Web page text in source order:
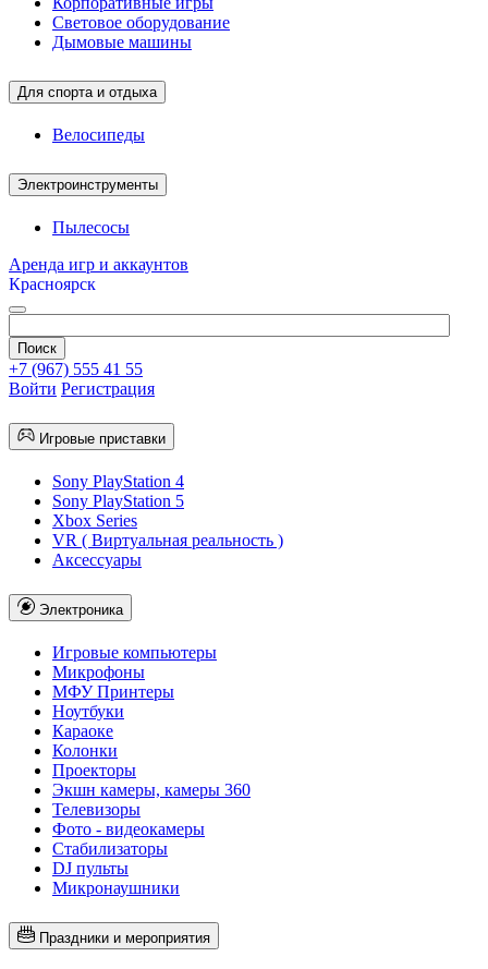
Световое оборудование
Дымовые машины
Для спорта и отдыха
Велосипеды
Электроинструменты
Пылесосы
Аренда игр и аккаунтов
Красноярск
+7 (967) 555 41 55
Войти Регистрация
Игровые приставки
Sony PlayStation 4
Sony PlayStation 5
Xbox Series
VR ( Виртуальная реальность )
Аксессуары
Электроника
Игровые компьютеры
Микрофоны
МФУ Принтеры
Ноутбуки
Караоке
Колонки
Проекторы
Экшн камеры, камеры 360
Телевизоры
Фото - видеокамеры
Стабилизаторы
DJ пульты
Микронаушники
Праздники и мероприятия